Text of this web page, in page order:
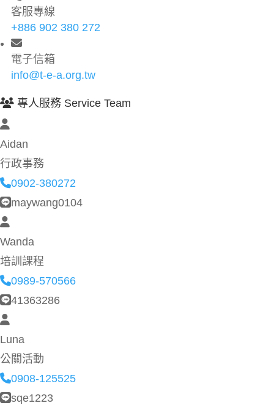
客服專線
+886 902 380 272
電子信箱
info@t-e-a.org.tw
專人服務 Service Team
Aidan
行政事務
0902-380272
maywang0104
Wanda
培訓課程
0989-570566
41363286
Luna
公關活動
0908-125525
sqe1223